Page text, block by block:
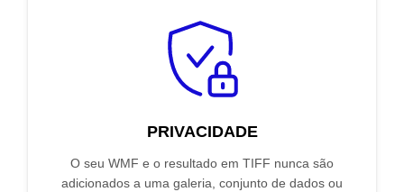
PRIVACIDADE
O seu WMF e o resultado em TIFF nunca são
adicionados a uma galeria, conjunto de dados ou